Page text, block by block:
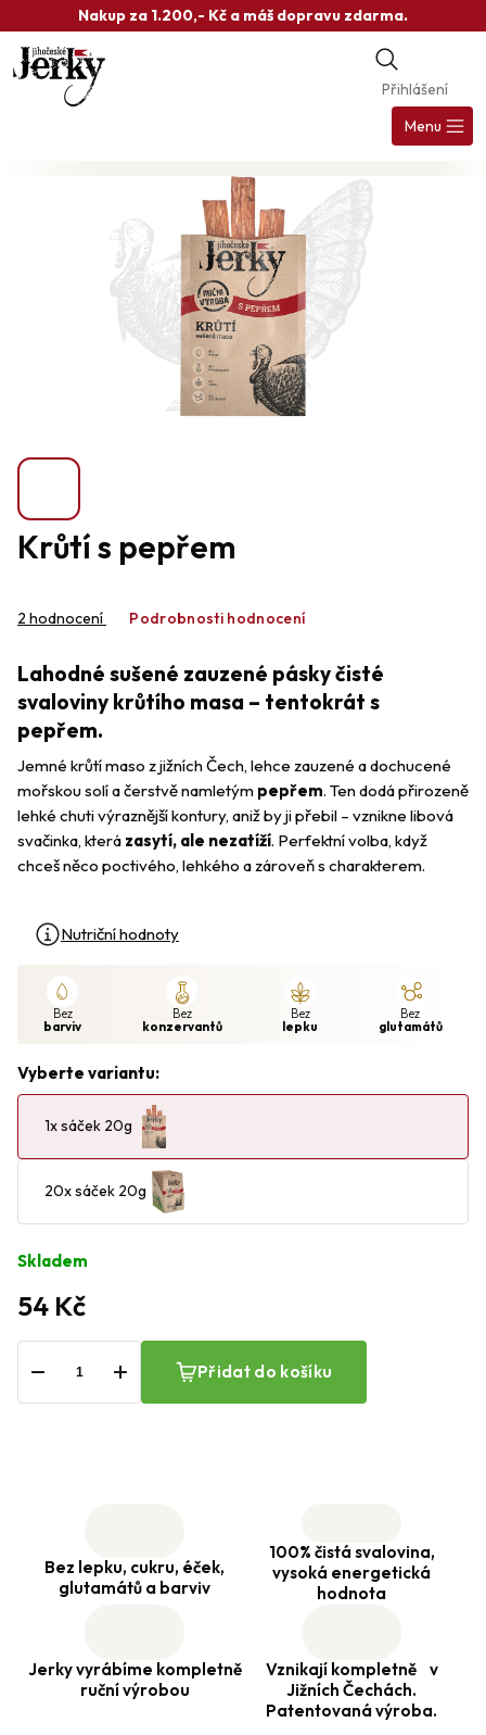
na
obsah
Nakup za 1.200,- Kč a máš dopravu zdarma.
Přihlášení
Menu
Krůtí s pepřem
hodnocení
5,0
z
hvězdiček.
2 hodnocení Podrobnosti hodnocení
54 Kč
Skladem
+
− Přidat do košíku
Lahodné sušené zauzené pásky čisté
svaloviny krůtího masa – tentokrát s
pepřem.
Jemné krůtí maso z jižních Čech, lehce zauzené a dochucené
mořskou solí a čerstvě namletým pepřem. Ten dodá přirozeně
lehké chuti výraznější kontury, aniž by ji přebil – vznikne libová
svačinka, která zasytí, ale nezatíží. Perfektní volba, když
chceš něco poctivého, lehkého a zároveň s charakterem.
Nutriční hodnoty
Bez
barviv
Bez
konzervantů
Bez
lepku
Bez
glutamátů
Vyberte variantu:
1x sáček 20g
20x sáček 20g
Bez lepku, cukru, éček,
glutamátů a barviv
100% čistá svalovina,
vysoká energetická
hodnota
Jerky vyrábíme kompletně
ruční výrobou
Vznikají kompletně v
Jižních Čechách.
Patentovaná výroba.